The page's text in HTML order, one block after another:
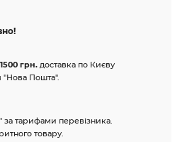
грн. доставка по Києву
"Нова Пошта".
за тарифами перевізника.
товару.